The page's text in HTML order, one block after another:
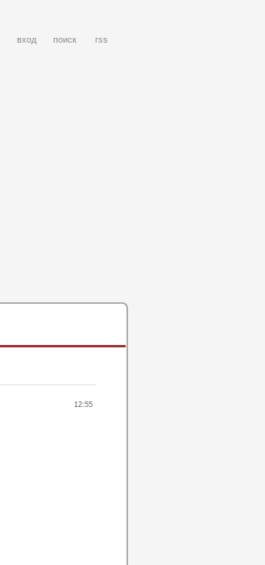
вход поиск rss
12:55